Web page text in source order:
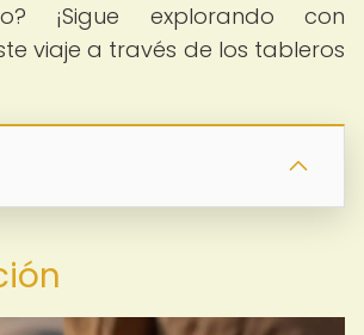
¡Sigue explorando con
viaje a través de los tableros